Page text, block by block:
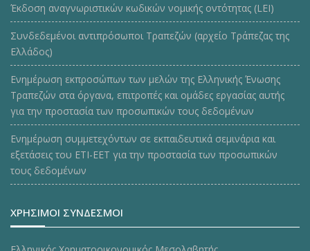
Έκδοση αναγνωριστικών κωδικών νομικής οντότητας (LEI)
Συνδεδεμένοι αντιπρόσωποι Τραπεζών (αρχείο Τράπεζας της
Ελλάδος)
Ενημέρωση εκπροσώπων των μελών της Ελληνικής Ένωσης
Τραπεζών στα όργανα, επιτροπές και ομάδες εργασίας αυτής
για την προστασία των προσωπικών τους δεδομένων
Ενημέρωση συμμετεχόντων σε εκπαιδευτικά σεμινάρια και
εξετάσεις του ΕΤΙ-ΕΕΤ για την προστασία των προσωπικών
τους δεδομένων
ΧΡΗΣΙΜΟΙ ΣΥΝΔΕΣΜΟΙ